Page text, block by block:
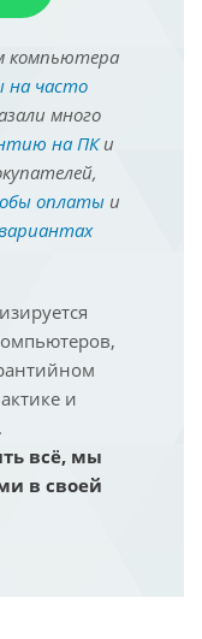
компьютера
часто
много
на ПКи
оплатыи
и
всё, мы
в своей